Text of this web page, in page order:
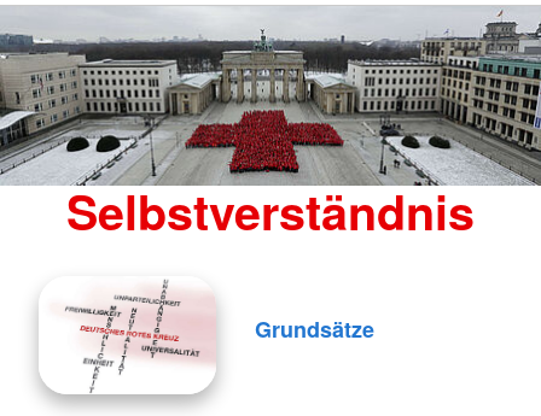
Selbstverständnis
Grundsätze